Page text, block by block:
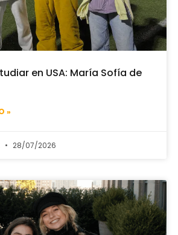
en USA: María Sofía de
»
28/07/2026